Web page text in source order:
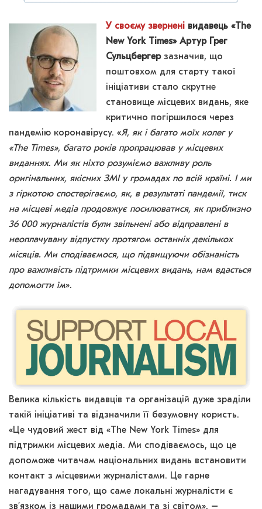
У своєму звернені видавець «The
New York Times» Артур Грег
Сульцбергерзазначив, що
поштовхом для старту такої
ініціативи стало скрутне
становище місцевих видань, яке
критично погіршилося через
пандемію коронавірусу. «Я, як і багато моїх колег у
«The Times», багато років пропрацював у місцевих
виданнях. Ми як ніхто розуміємо важливу роль
оригінальних, якісних ЗМІ у громадах по всій країні. І ми
з гіркотою спостерігаємо, як, в результаті пандемії, тиск
на місцеві медіа продовжує посилюватися, як приблизно
36 000 журналістів були звільнені або відправлені в
неоплачувану відпустку протягом останніх декількох
місяців. Ми сподіваємося, що підвищуючи обізнаність
про важливість підтримки місцевих видань, нам вдасться
допомогти їм».
Велика кількість видавців та організацій дуже зраділи
такій ініціативі та відзначили її безумовну користь.
«Це чудовий жест від «The New York Times» для
підтримки місцевих медіа. Ми сподіваємось, що це
допоможе читачам національних видань встановити
контакт з місцевими журналістами. Це гарне
нагадування того, що саме локальні журналісти є
зв’язком із нашими громадами та зі світом», –